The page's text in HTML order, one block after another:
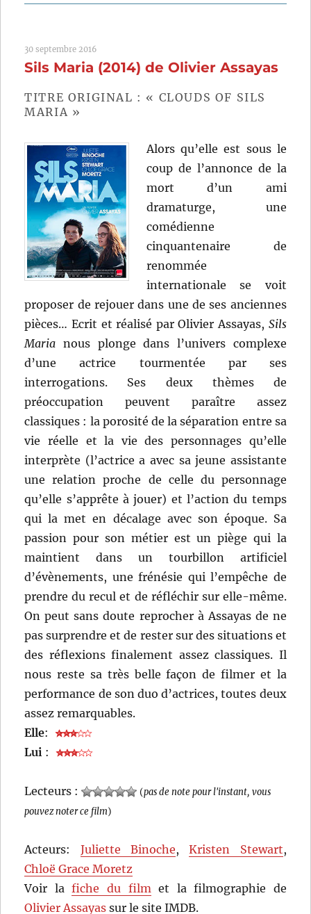
Life
Anton
Corbijn
30 septembre 2016
Sils Maria (2014) de Olivier Assayas
TITRE ORIGINAL : « CLOUDS OF SILS
MARIA »
Alors qu’elle est sous le
coup de l’annonce de la
mort d’un ami
dramaturge, une
comédienne
cinquantenaire de
renommée
internationale se voit
proposer de rejouer dans une de ses anciennes
pièces… Ecrit et réalisé par Olivier Assayas, Sils
Maria nous plonge dans l’univers complexe
d’une actrice tourmentée par ses
interrogations. Ses deux thèmes de
préoccupation peuvent paraître assez
classiques : la porosité de la séparation entre sa
vie réelle et la vie des personnages qu’elle
interprète (l’actrice a avec sa jeune assistante
une relation proche de celle du personnage
qu’elle s’apprête à jouer) et l’action du temps
qui la met en décalage avec son époque. Sa
passion pour son métier est un piège qui la
maintient dans un tourbillon artificiel
d’évènements, une frénésie qui l’empêche de
prendre du recul et de réfléchir sur elle-même.
On peut sans doute reprocher à Assayas de ne
pas surprendre et de rester sur des situations et
des réflexions finalement assez classiques. Il
nous reste sa très belle façon de filmer et la
performance de son duo d’actrices, toutes deux
assez remarquables.
Elle:
Lui :
Lecteurs : (pas de note pour l'instant, vous
pouvez noter ce film)
Acteurs: Juliette Binoche,Kristen Stewart,
Chloë Grace Moretz
Voir lafiche du film et la filmographie de
Olivier Assayas sur le site IMDB.